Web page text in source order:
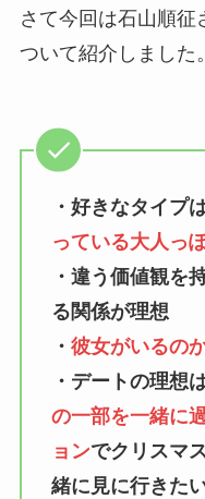
さて今回は石山順征
ついて紹介しました。
・好きなタイプは
っている大人っ
・違う価値観を
る関係が理想
・ 彼女がいるの
・デートの理想
の一部を一緒に
ョンでクリスマ
緒に見に行きた